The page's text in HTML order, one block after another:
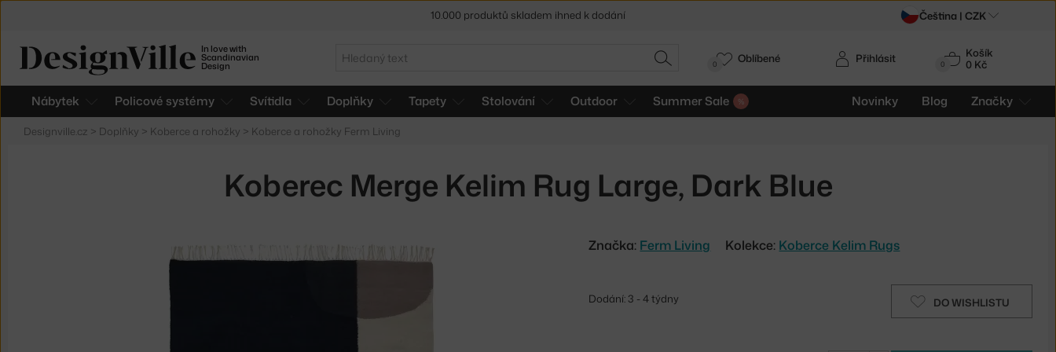
In love with
Scandinavian
Design
Hledat
HLEDAT 0
Košík
0 Kč
Nábytek Policové systémy Svítidla Doplňky Tapety Stolování Outdoor Summer Sale Novinky Blog Značky
Přihlásit
0 Oblíbené
Designville.cz > Doplňky > Koberce a rohožky > Koberce a rohožky Ferm Living
Koberec Merge Kelim Rug Large, Dark Blue
Značka: Ferm Living Kolekce: Koberce Kelim Rugs
DO WISHLISTU
Dodání: 3 - 4 týdny
Čeština | CZK